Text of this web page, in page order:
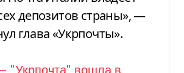
депозитов страны», —
глава «Укрпочты».